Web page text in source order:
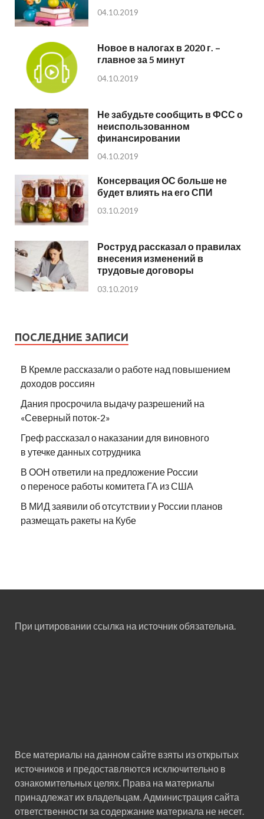
04.10.2019
Новое в налогах в 2020 г. –
главное за 5 минут
04.10.2019
Не забудьте сообщить в ФСС о
неиспользованном
финансировании
04.10.2019
Консервация ОС больше не
будет влиять на его СПИ
03.10.2019
Роструд рассказал о правилах
внесения изменений в
трудовые договоры
03.10.2019
ПОСЛЕДНИЕ ЗАПИСИ
В Кремле рассказали о работе над повышением
доходов россиян
Дания просрочила выдачу разрешений на
«Северный поток-2»
Греф рассказал о наказании для виновного
в утечке данных сотрудника
В ООН ответили на предложение России
о переносе работы комитета ГА из США
В МИД заявили об отсутствии у России планов
размещать ракеты на Кубе
При цитировании ссылка на источник обязательна.
Все материалы на данном сайте взяты из открытых
источников и предоставляются исключительно в
ознакомительных целях. Права на материалы
принадлежат их владельцам. Администрация сайта
ответственности за содержание материала не несет.